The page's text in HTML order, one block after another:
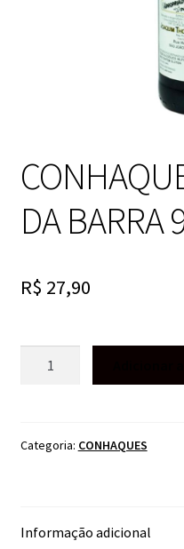
DA BARRA
R$ 27,90
BARRA
Categoria: CONHAQUES
Informação adicional